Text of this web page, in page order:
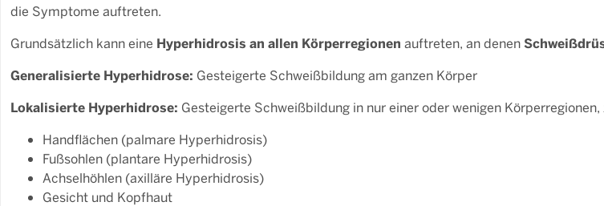
die Symptome auftreten.
Grundsätzlich kann eine Hyperhidrosis an allen Körperregionen auftreten, an denen
Generalisierte Hyperhidrose: Gesteigerte Schweißbildung am ganzen Körper
Lokalisierte Hyperhidrose: Gesteigerte Schweißbildung in nur einer oder wenigen
Handflächen (palmare Hyperhidrosis)
Fußsohlen (plantare Hyperhidrosis)
Achselhöhlen (axilläre Hyperhidrosis)
Gesicht und Kopfhaut